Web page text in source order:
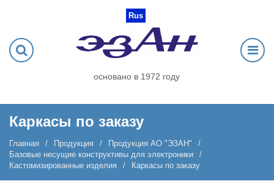
Rus
основано в 1972 году
Каркасы по заказу
Главная Продукция
Продукция АО "ЭЗАН"
Базовые несущие конструктивы для электроники
Кастомизированные изделия
Каркасы по заказу